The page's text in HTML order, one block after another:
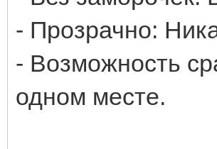
- Прозрачно:
- Возможность
одном месте.